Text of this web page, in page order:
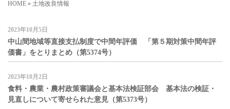
HOME » 土地改良情報
2023年10月5日
中山間地域等直接支払制度で中間年評価 「第５期対策中間年評
価書」をとりまとめ（第5374号）
2023年10月2日
食料・農業・農村政策審議会と基本法検証部会 基本法の検証・
見直しについて寄せられた意見（第5373号）